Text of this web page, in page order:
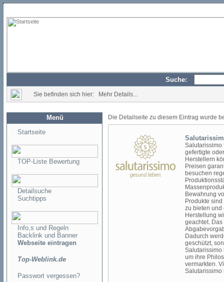
Suche:
Sie befinden sich hier: Mehr Details...
Menü
Startseite
TOP-Liste Bewertung
Detailsuche
Suchtipps
Info,s und Regeln
Backlink und Banner
Webseite eintragen
Top-Weblink.de
Passwort vergessen?
Die Detailseite zu diesem Eintrag wurde
Salutarissimo
gefertigte
Herstellern
Preisen
besuchen
Bewahrung
Produkte
zu bieten und
Herstellung
geachtet.
Dadurch
geschützt,
Salutarissimo
um ihre
vermarkten.
Salutarissimo